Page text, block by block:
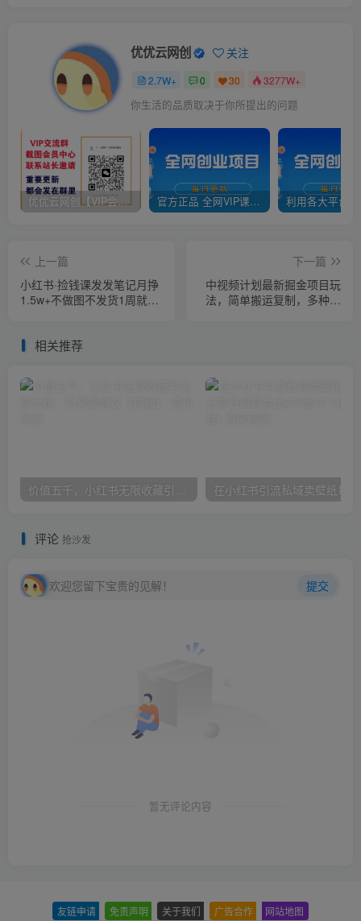
优优云网创 关注
2.7W+ 0 30 3277W+
你生活的品质取决于你所提出的问题
优优云网创【VIP会员专属交流群】 官方正品 全网VIP课程 无损下载~
上一篇
小红书·捡钱课发发笔记月挣
1.5w+不做图不发货1周就见
下一篇
中视频计划最新掘金项目玩
法，简单搬运复制，多种玩
相关推荐
价值五千，小红书无限收藏引流创业粉，附采集协议【揭秘】
评论 抢沙发
欢迎您留下宝贵的见解！ 提交
暂无评论内容
友链申请 免责声明 关于我们 广告合作 网站地图